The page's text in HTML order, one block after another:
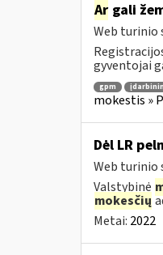
Argali
Web turinio
gyventojai
gpm
mokestis »
Dėl LR
Web turinio
Valstybinė
mokesčių
Metai: 2022